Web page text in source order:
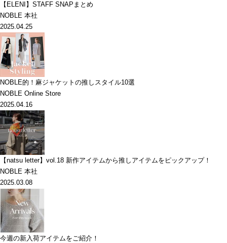
【ELENI】STAFF SNAPまとめ
NOBLE 本社
2025.04.25
NOBLE的！麻ジャケットの推しスタイル10選
NOBLE Online Store
2025.04.16
【natsu letter】vol.18 新作アイテムから推しアイテムをピックアップ！
NOBLE 本社
2025.03.08
今週の新入荷アイテムをご紹介！